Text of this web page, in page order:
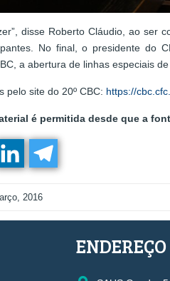
disse Roberto Cláudio, ao
No final, o presidente do
a abertura de linhas especiais
pelo site do 20º CBC: https://
é permitida desde que a
2016
ENDEREÇO